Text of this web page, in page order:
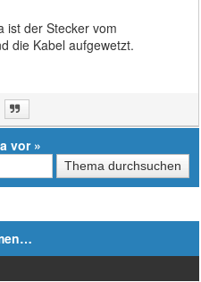
ist der Stecker vom
die Kabel aufgewetzt.
vor»